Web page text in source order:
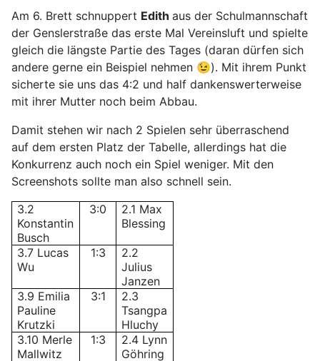
Am 6. Brett schnuppert Edith aus der Schulmannschaft
der Genslerstraße das erste Mal Vereinsluft und spielte
gleich die längste Partie des Tages (daran dürfen sich
andere gerne ein Beispiel nehmen 😉). Mit ihrem Punkt
sicherte sie uns das 4:2 und half dankenswerterweise
mit ihrer Mutter noch beim Abbau.
Damit stehen wir nach 2 Spielen sehr überraschend
auf dem ersten Platz der Tabelle, allerdings hat die
Konkurrenz auch noch ein Spiel weniger. Mit den
Screenshots sollte man also schnell sein.
3.2
Konstantin
Busch
3:0
2.1 Max
Blessing
3.7 Lucas
Wu
1:3
2.2
Julius
Janzen
3.9 Emilia
Pauline
Krutzki
3:1
2.3
Tsangpa
Hluchy
3.10 Merle
Mallwitz
1:3
2.4 Lynn
Göhring